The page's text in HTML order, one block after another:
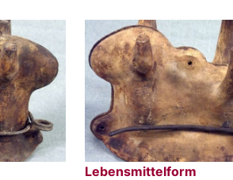
Lebensmittelform